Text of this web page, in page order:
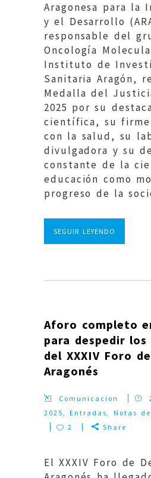
Aragonesa para la
y el Desarrollo
responsable del
Oncología
Instituto de
Sanitaria Aragón,
Medalla del
2025 por su
científica, su firme
con la salud, su
divulgadora y su
constante de la
educación como
progreso de la
SEGUIR LEYENDO
Aforo completo
para despedir
del XXXIV Foro
Aragonés
Comunicacion
2025,Entradas, Notas
2
Share
El XXXIV Foro de